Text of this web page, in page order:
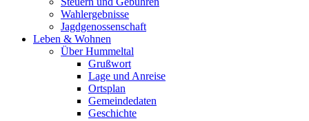
Wahlergebnisse
Jagdgenossenschaft
Leben & Wohnen
Über Hummeltal
Grußwort
Lage und Anreise
Ortsplan
Gemeindedaten
Geschichte